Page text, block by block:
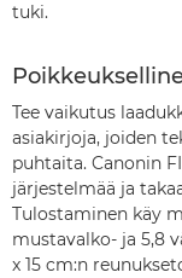
tuki.
Tee vaikutus
asiakirjoja, joiden
puhtaita. Canonin
järjestelmää ja
Tulostaminen käy
mustavalko- ja 5,8
x 15 cm:n